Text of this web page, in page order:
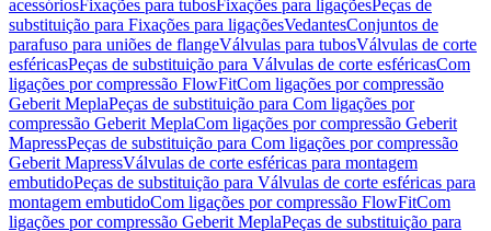
acessóriosFixações para tubosFixações para ligaçõesPeças de
substituição para Fixações para ligaçõesVedantesConjuntos de
parafuso para uniões de flangeVálvulas para tubosVálvulas de corte
esféricasPeças de substituição para Válvulas de corte esféricasCom
ligações por compressão FlowFitCom ligações por compressão
Geberit MeplaPeças de substituição para Com ligações por
compressão Geberit MeplaCom ligações por compressão Geberit
MapressPeças de substituição para Com ligações por compressão
Geberit MapressVálvulas de corte esféricas para montagem
embutidoPeças de substituição para Válvulas de corte esféricas para
montagem embutidoCom ligações por compressão FlowFitCom
ligações por compressão Geberit MeplaPeças de substituição para